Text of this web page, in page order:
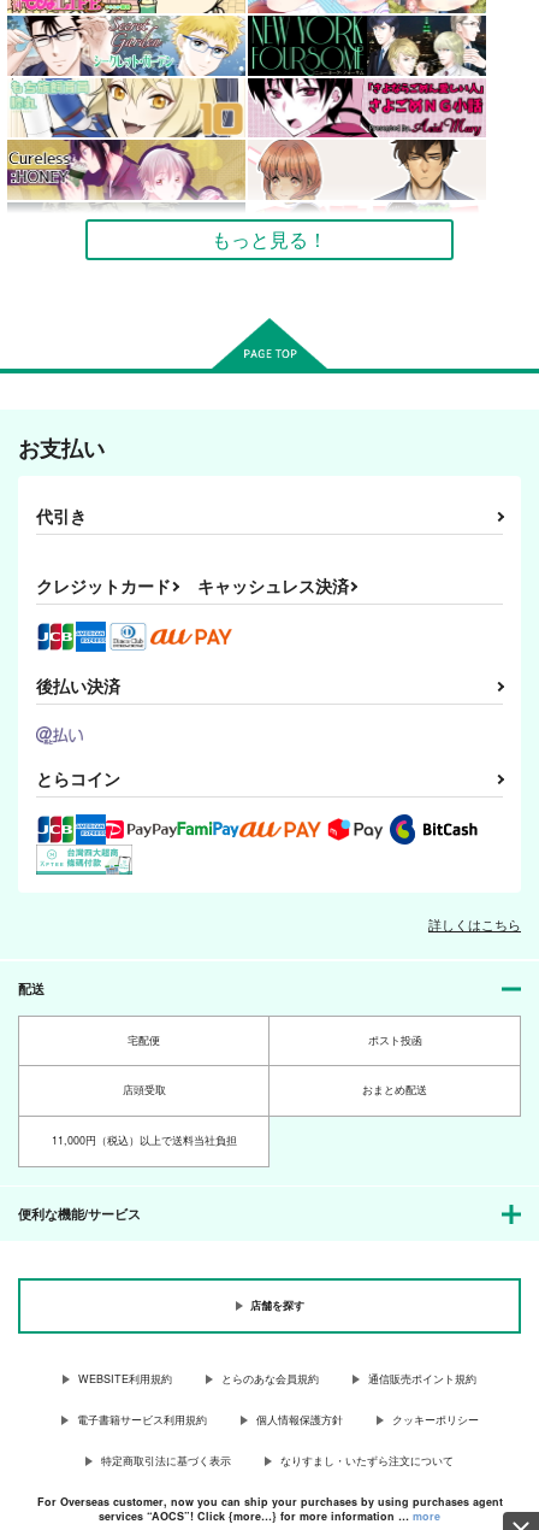
もっと見る！
お支払い
代引き
クレジットカード キャッシュレス決済
後払い決済
とらコイン
詳しくはこちら
配送
宅配便 ポスト投函
店頭受取 おまとめ配送
11,000円（税込）以上で送料当社負担
便利な機能/サービス
店舗を探す
WEBSITE利用規約 とらのあな会員規約 通信販売ポイント規約
電子書籍サービス利用規約 個人情報保護方針 クッキーポリシー
特定商取引法に基づく表示 なりすまし・いたずら注文について
For Overseas customer, now you can ship your purchases by using purchases agent
services “AOCS”! Click {more…} for more information … more